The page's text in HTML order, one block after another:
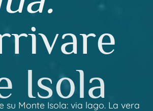
Isola
Monte Isola: via lago. La vera